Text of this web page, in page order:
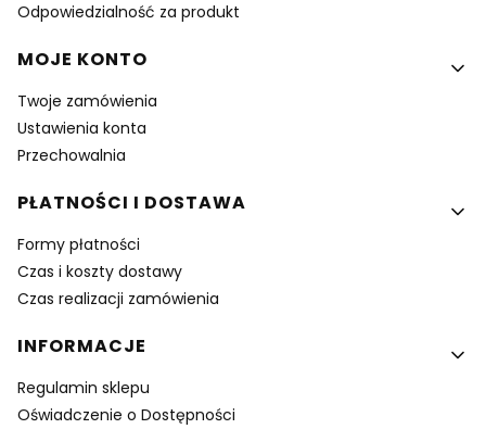
Odpowiedzialność za produkt
MOJE KONTO
Twoje zamówienia
Ustawienia konta
Przechowalnia
PŁATNOŚCI I DOSTAWA
Formy płatności
Czas i koszty dostawy
Czas realizacji zamówienia
INFORMACJE
Regulamin sklepu
Oświadczenie o Dostępności